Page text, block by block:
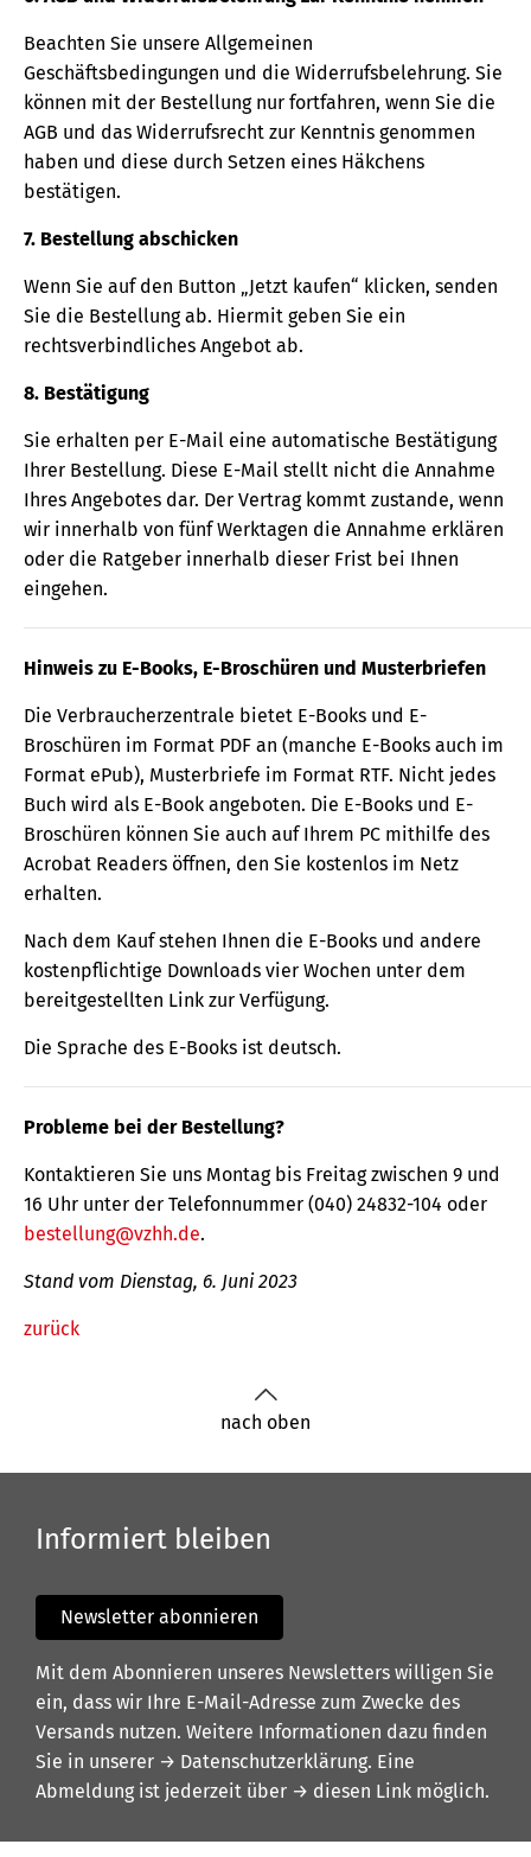
Beachten Sie unsere Allgemeinen
Geschäftsbedingungen und die Widerrufsbelehrung. Sie
können mit der Bestellung nur fortfahren, wenn Sie die
AGB und das Widerrufsrecht zur Kenntnis genommen
haben und diese durch Setzen eines Häkchens
bestätigen.
7. Bestellung abschicken
Wenn Sie auf den Button „Jetzt kaufen“ klicken, senden
Sie die Bestellung ab. Hiermit geben Sie ein
rechtsverbindliches Angebot ab.
8. Bestätigung
Sie erhalten per E-Mail eine automatische Bestätigung
Ihrer Bestellung. Diese E-Mail stellt nicht die Annahme
Ihres Angebotes dar. Der Vertrag kommt zustande, wenn
wir innerhalb von fünf Werktagen die Annahme erklären
oder die Ratgeber innerhalb dieser Frist bei Ihnen
eingehen.
Hinweis zu E-Books, E-Broschüren und Musterbriefen
Die Verbraucherzentrale bietet E-Books und E-
Broschüren im Format PDF an (manche E-Books auch im
Format ePub), Musterbriefe im Format RTF. Nicht jedes
Buch wird als E-Book angeboten. Die E-Books und E-
Broschüren können Sie auch auf Ihrem PC mithilfe des
Acrobat Readers öffnen, den Sie kostenlos im Netz
erhalten.
Nach dem Kauf stehen Ihnen die E-Books und andere
kostenpflichtige Downloads vier Wochen unter dem
bereitgestellten Link zur Verfügung.
Die Sprache des E-Books ist deutsch.
Probleme bei der Bestellung?
Kontaktieren Sie uns Montag bis Freitag zwischen 9 und
16 Uhr unter der Telefonnummer (040) 24832-104 oder
bestellung@vzhh.de.
Stand vom Dienstag, 6. Juni 2023
zurück
nach oben
Informiert bleiben
Newsletter abonnieren
Mit dem Abonnieren unseres Newsletters willigen Sie
ein, dass wir Ihre E-Mail-Adresse zum Zwecke des
Versands nutzen. Weitere Informationen dazu finden
Sie in unserer → Datenschutzerklärung. Eine
Abmeldung ist jederzeit über → diesen Link möglich.